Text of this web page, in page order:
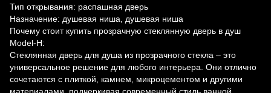
Тип открывания: распашная дверь
Назначение: душевая ниша, душевая ниша
Почему стоит купить прозрачную стеклянную дверь в душ
Model-H:
Стеклянная дверь для душа из прозрачного стекла – это
универсальное решение для любого интерьера. Они отлично
сочетаются с плиткой, камнем, микроцементом и другими